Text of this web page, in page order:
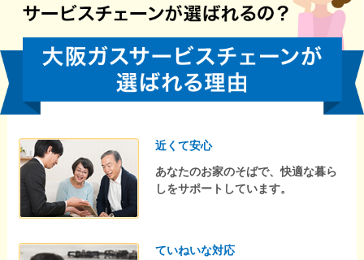
近くて安心
あなたのお家のそばで、快適な暮ら
しをサポートしています。
ていねいな対応